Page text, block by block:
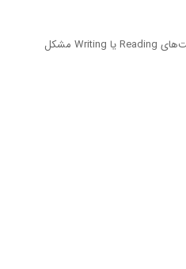
ما به شما کمک می‌کنیم به شکلی واقع بینانه برای موفقیت در آزمون PTE برنامه ریزی کنید، بدانید به چه چیزی نیاز دارید و کدام نقاط ضعف را باید بهبود دهید. بسیاری از زبان آموزان شاید فکر کنند در قسمت‌های Reading یا Writing مشکل